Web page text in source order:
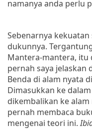
namanya anda perlu
Sebenarnya
dukunnya.
Mantera-mantera, itu
pernah saya jelaskan
Benda di alam nyata
Dimasukkan ke
dikembalikan ke alam
pernah membaca
mengenai teori ini.